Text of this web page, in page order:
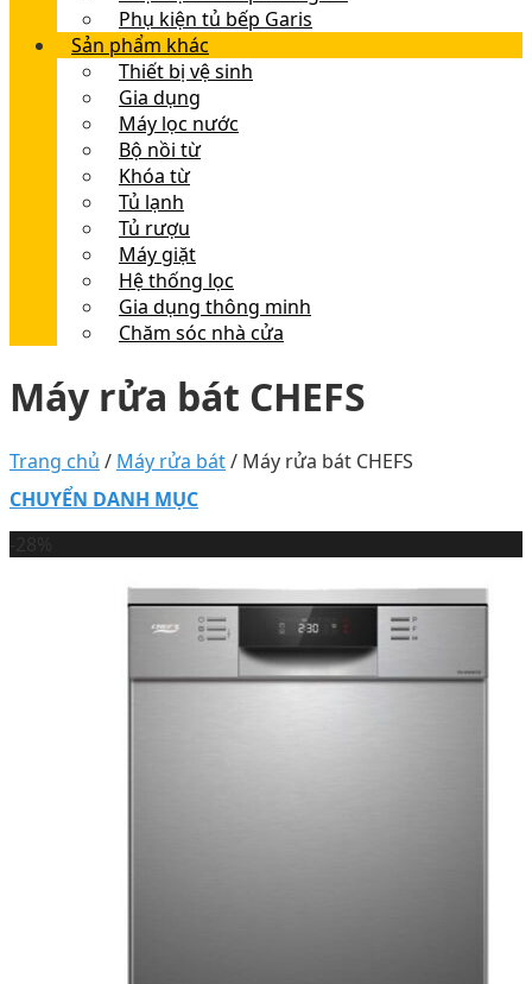
Phụ kiện tủ bếp Garis
Sản phẩm khác
Thiết bị vệ sinh
Gia dụng
Máy lọc nước
Bộ nồi từ
Khóa từ
Tủ lạnh
Tủ rượu
Máy giặt
Hệ thống lọc
Gia dụng thông minh
Chăm sóc nhà cửa
Máy rửa bát CHEFS
Trang chủ / Máy rửa bát/ Máy rửa bát CHEFS
CHUYỂN DANH MỤC